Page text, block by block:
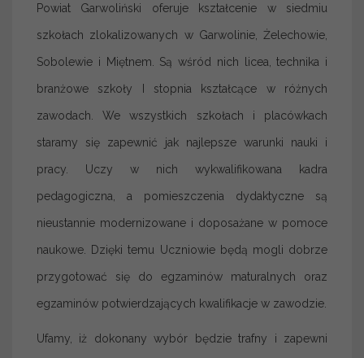
Powiat Garwoliński oferuje kształcenie w siedmiu
szkołach zlokalizowanych w Garwolinie, Żelechowie,
Sobolewie i Miętnem. Są wśród nich licea, technika i
branżowe szkoły I stopnia kształcące w różnych
zawodach. We wszystkich szkołach i placówkach
staramy się zapewnić jak najlepsze warunki nauki i
pracy. Uczy w nich wykwalifikowana kadra
pedagogiczna, a pomieszczenia dydaktyczne są
nieustannie modernizowane i doposażane w pomoce
naukowe. Dzięki temu Uczniowie będą mogli dobrze
przygotować się do egzaminów maturalnych oraz
egzaminów potwierdzających kwalifikacje w zawodzie.
Ufamy, iż dokonany wybór będzie trafny i zapewni